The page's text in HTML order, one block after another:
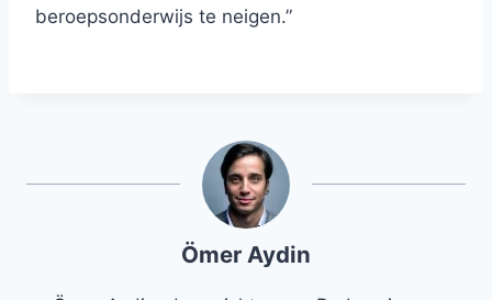
beroepsonderwijs te neigen.”
Ömer Aydin